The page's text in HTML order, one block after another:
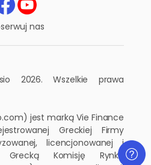
nas
2026. Wszelkie prawa
jest marką Vie Finance
Greckiej Firmy
licencjonowanej i
Komisję Rynku